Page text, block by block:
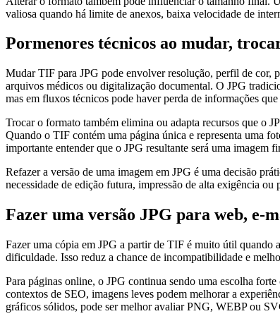
valiosa quando há limite de anexos, baixa velocidade de
Pormenores técnicos ao mudar,
Mudar TIF para JPG pode envolver resolução, perfil de cor,
arquivos médicos ou digitalização documental. O JPG
mas em fluxos técnicos pode haver perda de informações
Trocar o formato também elimina ou adapta recursos que o
Quando o TIF contém uma página única e representa uma
importante entender que o JPG resultante será uma imagem
Refazer a versão de uma imagem em JPG é uma decisão
necessidade de edição futura, impressão de alta exigência
Fazer uma versão JPG para web, e-
Fazer uma cópia em JPG a partir de TIF é muito útil quando
dificuldade. Isso reduz a chance de incompatibilidade e
Para páginas online, o JPG continua sendo uma escolha
contextos de SEO, imagens leves podem melhorar a
gráficos sólidos, pode ser melhor avaliar PNG, WEBP ou